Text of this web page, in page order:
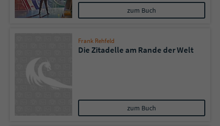
zum Buch
Frank Rehfeld
Die Zitadelle am Rande der Welt
zum Buch